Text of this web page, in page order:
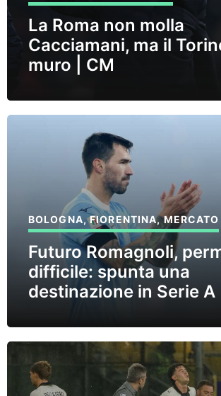
La Roma non molla
Cacciamani, ma il
muro | CM
BOLOGNA,FIORENTINA,MERCATO
Futuro Romagnoli,
difficile: spunta una
destinazione in Serie A